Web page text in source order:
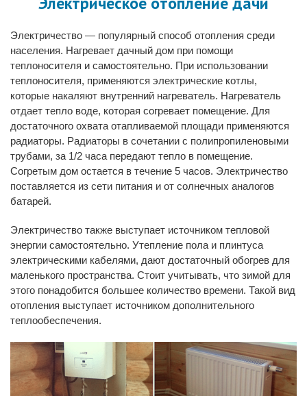
Электричество — популярный способ отопления среди
населения. Нагревает дачный дом при помощи
теплоносителя и самостоятельно. При использовании
теплоносителя, применяются электрические котлы,
которые накаляют внутренний нагреватель. Нагреватель
отдает тепло воде, которая согревает помещение. Для
достаточного охвата отапливаемой площади применяются
радиаторы. Радиаторы в сочетании с полипропиленовыми
трубами, за 1/2 часа передают тепло в помещение.
Согретым дом остается в течение 5 часов. Электричество
поставляется из сети питания и от солнечных аналогов
батарей.
Электричество также выступает источником тепловой
энергии самостоятельно. Утепление пола и плинтуса
электрическими кабелями, дают достаточный обогрев для
маленького пространства. Стоит учитывать, что зимой для
этого понадобится большее количество времени. Такой вид
отопления выступает источником дополнительного
теплообеспечения.